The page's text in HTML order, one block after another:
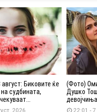
Биковите ќе
судбината,
(Фото)
Душко